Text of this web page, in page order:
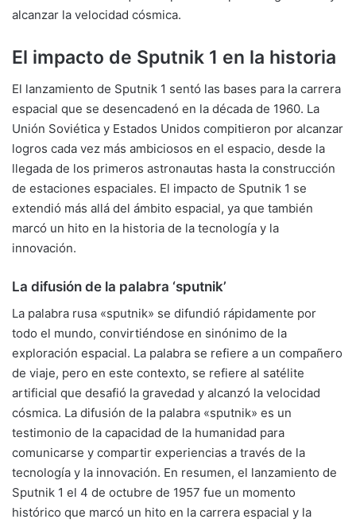
alcanzar la velocidad cósmica.
El impacto de Sputnik 1 en la historia
El lanzamiento de Sputnik 1 sentó las bases para la carrera
espacial que se desencadenó en la década de 1960. La
Unión Soviética y Estados Unidos compitieron por alcanzar
logros cada vez más ambiciosos en el espacio, desde la
llegada de los primeros astronautas hasta la construcción
de estaciones espaciales. El impacto de Sputnik 1 se
extendió más allá del ámbito espacial, ya que también
marcó un hito en la historia de la tecnología y la
innovación.
La difusión de la palabra ‘sputnik’
La palabra rusa «sputnik» se difundió rápidamente por
todo el mundo, convirtiéndose en sinónimo de la
exploración espacial. La palabra se refiere a un compañero
de viaje, pero en este contexto, se refiere al satélite
artificial que desafió la gravedad y alcanzó la velocidad
cósmica. La difusión de la palabra «sputnik» es un
testimonio de la capacidad de la humanidad para
comunicarse y compartir experiencias a través de la
tecnología y la innovación. En resumen, el lanzamiento de
Sputnik 1 el 4 de octubre de 1957 fue un momento
histórico que marcó un hito en la carrera espacial y la